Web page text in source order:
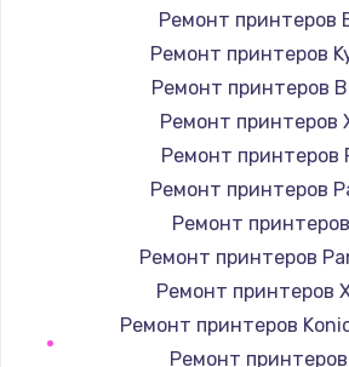
600 руб.
Заказать
Замена
Заказать
Замена платы
Заказать
Ремонт принтеров
Ремонт принтеров
Ремонт принтеров
Ремонт принтеров
Ремонт принтеров
Ремонт принтеров
Ремонт
Ремонт принтеров
Ремонт принтеров
Ремонт принтеров
Ремонт